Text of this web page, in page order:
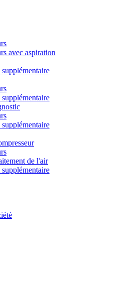
avec aspiration
de l'air